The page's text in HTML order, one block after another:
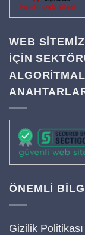
WEB
IÇIN
ÖNEMLİ
Gizilik Politikası